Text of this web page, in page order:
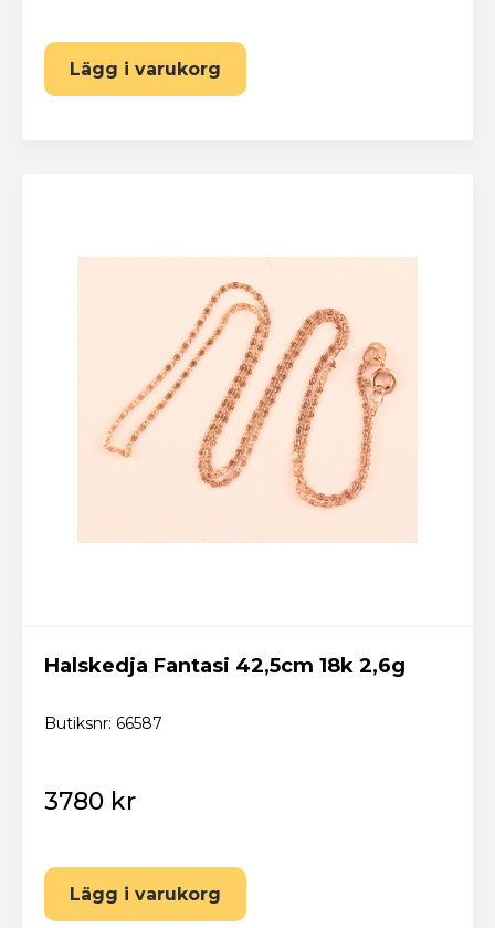
Lägg i varukorg
Halskedja Fantasi 42,5cm 18k 2,6g
Butiksnr: 66587
3780 kr
Lägg i varukorg